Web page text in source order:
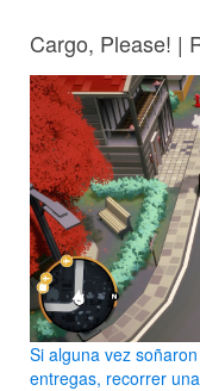
Cargo, Please! |
Si alguna vez
entregas, recorrer